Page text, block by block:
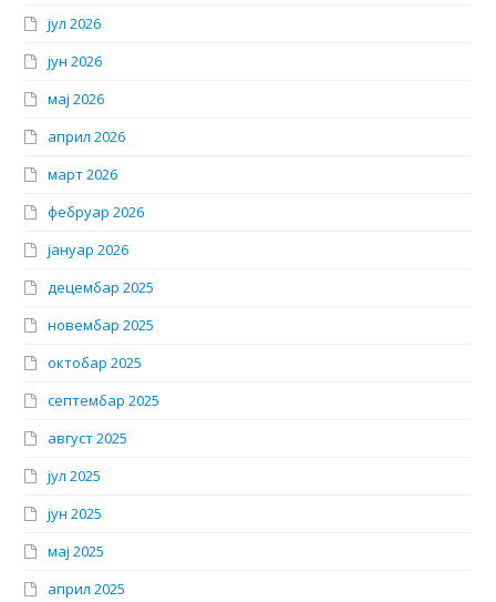
јул 2026
јун 2026
мај 2026
април 2026
март 2026
фебруар 2026
јануар 2026
децембар 2025
новембар 2025
октобар 2025
септембар 2025
август 2025
јул 2025
јун 2025
мај 2025
април 2025